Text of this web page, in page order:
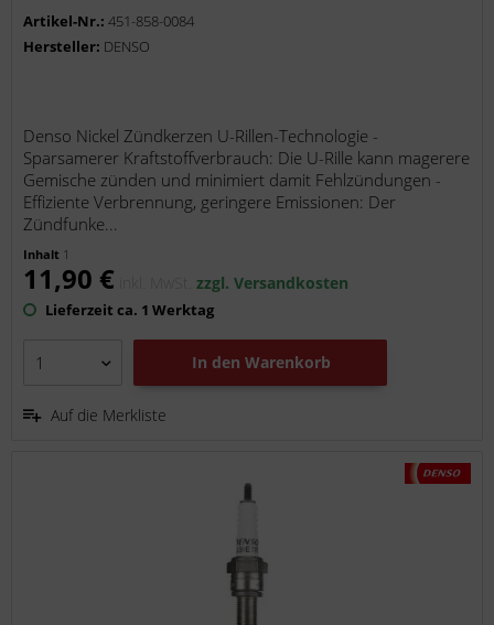
Artikel-Nr.:451-858-0084
Hersteller: DENSO
Denso Nickel Zündkerzen U-Rillen-Technologie -
Sparsamerer Kraftstoffverbrauch: Die U-Rille kann magerere
Gemische zünden und minimiert damit Fehlzündungen -
Effiziente Verbrennung, geringere Emissionen: Der
Zündfunke...
Inhalt 1
11,90 € inkl. MwSt.zzgl. Versandkosten
Lieferzeit ca. 1 Werktag
In den Warenkorb
Auf die Merkliste